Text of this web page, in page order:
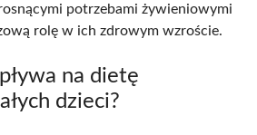
potrzebami żywieniowymi
rolę w ich zdrowym wzroście.
na dietę
dzieci?